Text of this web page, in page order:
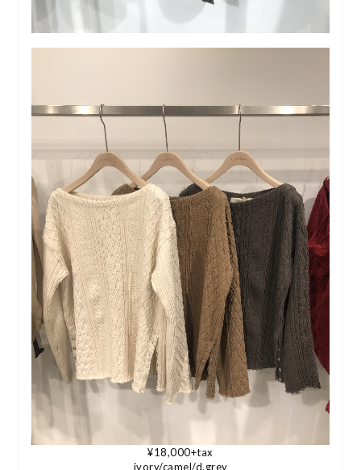
¥18,000+tax
ivory/camel/d.grey